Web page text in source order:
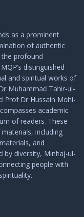
as a prominent
of authentic
profound
distinguished
and spiritual works of
Muhammad Tahir-ul-
Prof Dr Hussain Mohi-
academic
of readers. These
including
and
by diversity, Minhaj-ul-
people with